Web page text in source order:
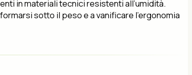
in materiali tecnici resistenti all’umidità.
sotto il peso e a vanificare l’ergonomia